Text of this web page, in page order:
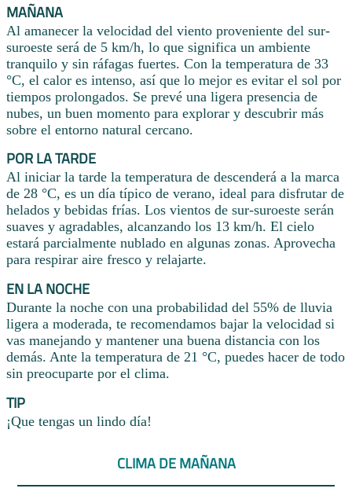
MAÑANA
Al amanecer la velocidad del viento proveniente del sur-
suroeste será de 5 km/h, lo que significa un ambiente
tranquilo y sin ráfagas fuertes. Con la temperatura de 33
°C, el calor es intenso, así que lo mejor es evitar el sol por
tiempos prolongados. Se prevé una ligera presencia de
nubes, un buen momento para explorar y descubrir más
sobre el entorno natural cercano.
POR LA TARDE
Al iniciar la tarde la temperatura de descenderá a la marca
de 28 °C, es un día típico de verano, ideal para disfrutar de
helados y bebidas frías. Los vientos de sur-suroeste serán
suaves y agradables, alcanzando los 13 km/h. El cielo
estará parcialmente nublado en algunas zonas. Aprovecha
para respirar aire fresco y relajarte.
EN LA NOCHE
Durante la noche con una probabilidad del 55% de lluvia
ligera a moderada, te recomendamos bajar la velocidad si
vas manejando y mantener una buena distancia con los
demás. Ante la temperatura de 21 °C, puedes hacer de todo
sin preocuparte por el clima.
TIP
¡Que tengas un lindo día!
CLIMA DE MAÑANA